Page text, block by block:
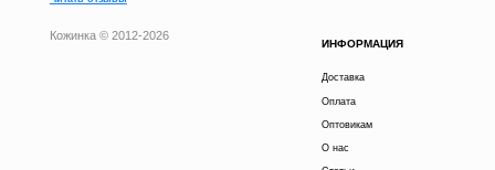
ИНФОРМАЦИЯ
Доставка
Оплата
Оптовикам
О нас
Кожинка © 2012-2026